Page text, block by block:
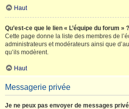
Haut
Qu’est-ce que le lien « L’équipe du forum » ?
Cette page donne la liste des membres de
administrateurs et modérateurs ainsi que
qu’ils modèrent.
Haut
Messagerie privée
Je ne peux pas envoyer de messages